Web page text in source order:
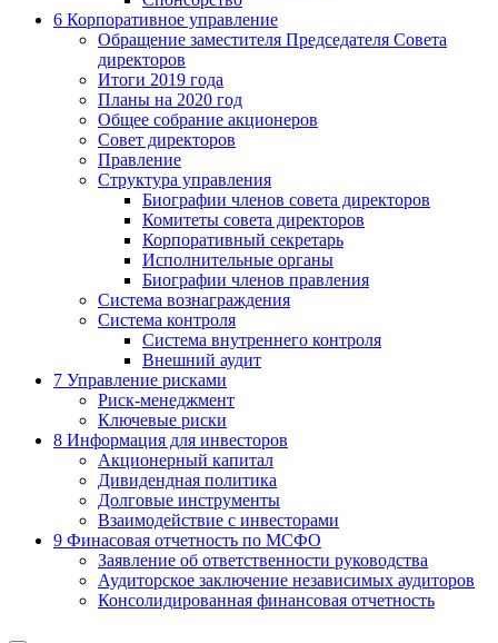
6 Корпоративное управление
Обращение заместителя Председателя Совета
директоров
Итоги 2019 года
Планы на 2020 год
Общее собрание акционеров
Совет директоров
Правление
Структура управления
Биографии членов совета директоров
Комитеты совета директоров
Корпоративный секретарь
Исполнительные органы
Биографии членов правления
Система вознаграждения
Система контроля
Система внутреннего контроля
Внешний аудит
7 Управление рисками
Риск-менеджмент
Ключевые риски
8 Информация для инвесторов
Акционерный капитал
Дивидендная политика
Долговые инструменты
Взаимодействие с инвеcторами
9 Финасовая отчетность по МСФО
Заявление об ответственности руководства
Аудиторское заключение независимых аудиторов
Консолидированная финансовая отчетность